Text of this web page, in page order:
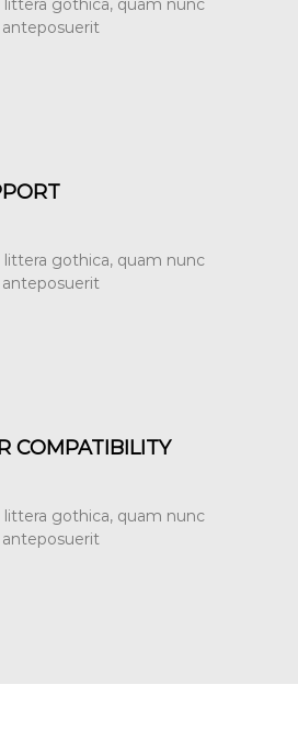
gothica, quam nunc
gothica, quam nunc
COMPATIBILITY
gothica, quam nunc